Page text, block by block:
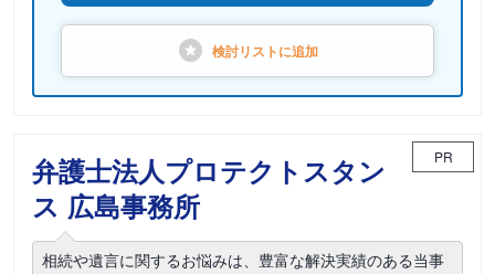
検討リストに追加
弁護士法人プロテクトスタン
ス 広島事務所
PR
相続や遺言に関するお悩みは、豊富な解決実績のある当事